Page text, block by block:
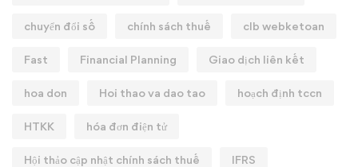
chuyển đổi số chính sách thuế clb webketoan
Fast Financial Planning Giao dịch liên kết
hoa don Hoi thao va dao tao hoạch định tccn
HTKK hóa đơn điện tử
Hội thảo cập nhật chính sách thuế IFRS